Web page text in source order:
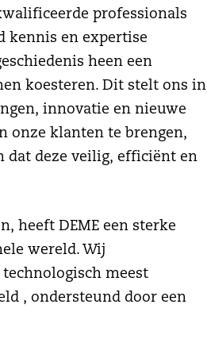
professionals
kennis en expertise
heen een
koesteren. Dit stelt ons in
innovatie en nieuwe
onze klanten te brengen,
dat deze veilig, efficiënt en
heeft DEME een sterke
wereld. Wij
meest
, ondersteund door een